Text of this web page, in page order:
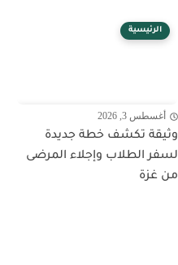
الرئيسية
أغسطس 3, 2026
وثيقة تكشف خطة جديدة
لسفر الطلاب وإجلاء المرضى
من غزة